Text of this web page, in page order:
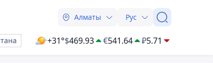
Алматы Рус
+31°$469.93 €541.64 ₽5.71